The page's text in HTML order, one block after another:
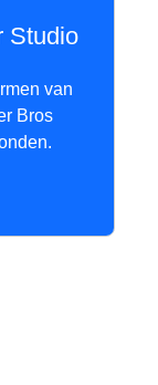
Studio
van
Bros